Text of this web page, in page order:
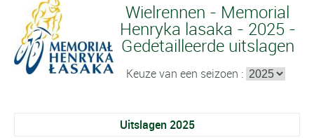
Wielrennen - Memorial
Henryka lasaka - 2025 -
Gedetailleerde uitslagen
Keuze van een seizoen :
Uitslagen 2025